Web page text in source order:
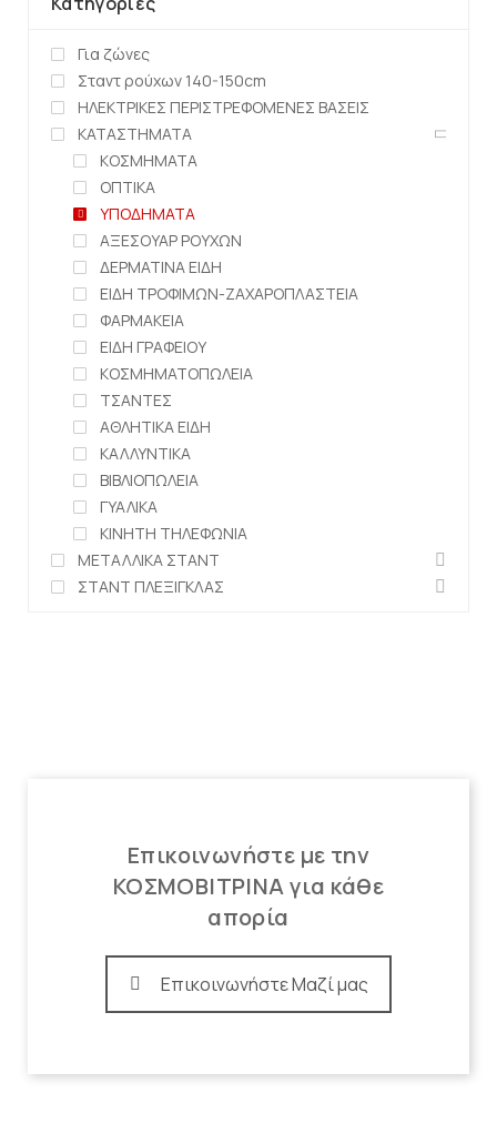
Για ζώνες
Σταντ ρούχων 140-150cm
ΗΛΕΚΤΡΙΚΕΣ ΠΕΡΙΣΤΡΕΦΟΜΕΝΕΣ ΒΑΣΕΙΣ
ΚΑΤΑΣΤΗΜΑΤΑ
ΚΟΣΜΗΜΑΤΑ
ΟΠΤΙΚΑ
ΥΠΟΔΗΜΑΤΑ
ΑΞΕΣΟΥΑΡ ΡΟΥΧΩΝ
ΔΕΡΜΑΤΙΝΑ ΕΙΔΗ
ΕΙΔΗ ΤΡΟΦΙΜΩΝ-ΖΑΧΑΡΟΠΛΑΣΤΕΙΑ
ΦΑΡΜΑΚΕΙΑ
ΕΙΔΗ ΓΡΑΦΕΙΟΥ
ΚΟΣΜΗΜΑΤΟΠΩΛΕΙΑ
ΤΣΑΝΤΕΣ
ΑΘΛΗΤΙΚΑ ΕΙΔΗ
ΚΑΛΛΥΝΤΙΚΑ
ΒΙΒΛΙΟΠΩΛΕΙΑ
ΓΥΑΛΙΚΑ
ΚΙΝΗΤΗ ΤΗΛΕΦΩΝΙΑ
ΜΕΤΑΛΛΙΚΑ ΣΤΑΝΤ
ΣΤΑΝΤ ΠΛΕΞΙΓΚΛΑΣ
Επικοινωνήστε με την
ΚΟΣΜΟΒΙΤΡΙΝΑ για κάθε
απορία
Επικοινωνήστε Μαζί μας